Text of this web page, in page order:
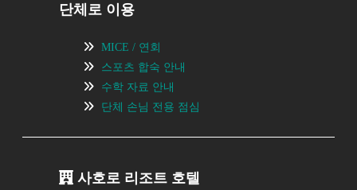
단체로 이용
MICE / 연회
스포츠 합숙 안내
수학 자료 안내
단체 손님 전용 점심
사호로 리조트 호텔